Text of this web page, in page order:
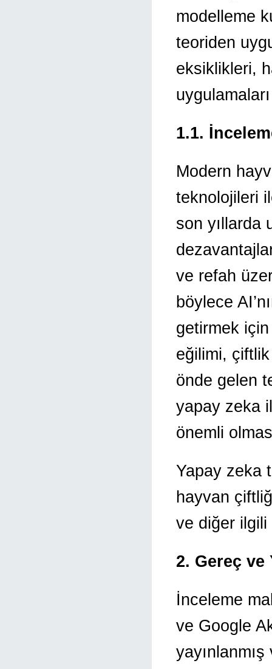
modelleme
teoriden
eksiklikleri,
1.1.
Modern
teknolojileri
son yıllarda
ve refah
böylece
getirmek
eğilimi,
önde gelen
yapay zeka
önemli
Yapay zeka
hayvan
ve diğer ilgili
2. Gereç ve
İnceleme
ve Google